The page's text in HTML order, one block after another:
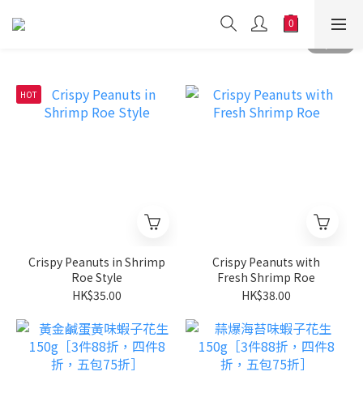
HOT
Crispy Peanuts in Shrimp
Roe Style
HK$35.00
Crispy Peanuts with
Fresh Shrimp Roe
HK$38.00